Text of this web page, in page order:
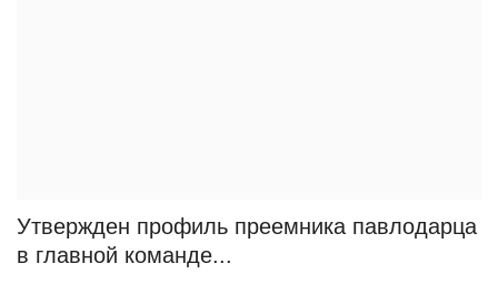
Утвержден профиль преемника павлодарца
в главной команде...